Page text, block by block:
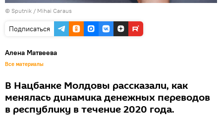
© Sputnik / Mihai Caraus
Подписаться
Алена Матвеева
Все материалы
В Нацбанке Молдовы рассказали, как
менялась динамика денежных переводов
в республику в течение 2020 года.